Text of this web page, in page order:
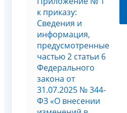
к приказу:
Сведения и
информация,
предусмотренные
частью 2 статьи 6
Федерального
закона от
31.07.2025 № 344-
ФЗ «О внесении